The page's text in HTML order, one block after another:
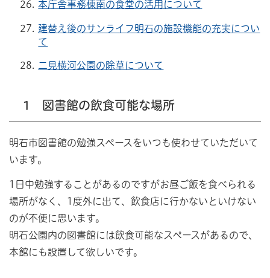
本庁舎事務棟南の食堂の活用について
建替え後のサンライフ明石の施設機能の充実につい
て
二見横河公園の除草について
1 図書館の飲食可能な場所
明石市図書館の勉強スペースをいつも使わせていただいて
います。
1日中勉強することがあるのですがお昼ご飯を食べられる
場所がなく、1度外に出て、飲食店に行かないといけない
のが不便に思います。
明石公園内の図書館には飲食可能なスペースがあるので、
本館にも設置して欲しいです。